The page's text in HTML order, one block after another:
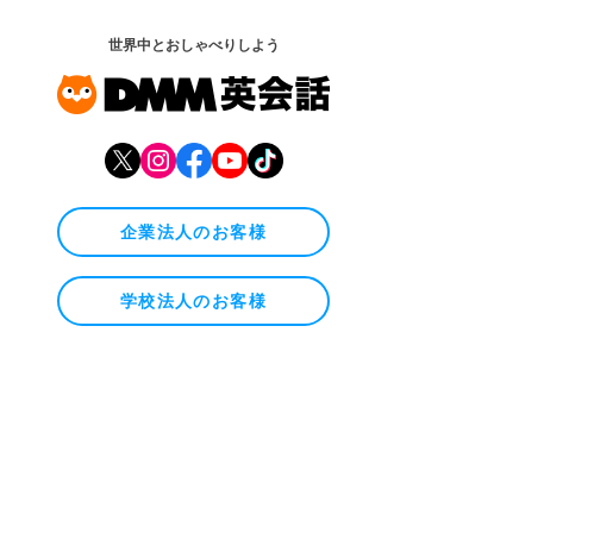
世界中とおしゃべりしよう
企業法人のお客様
学校法人のお客様